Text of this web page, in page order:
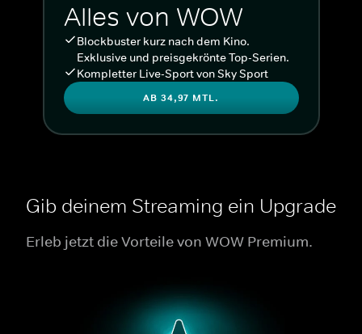
Alles von WOW
Blockbuster kurz nach dem Kino.
Exklusive und preisgekrönte Top-Serien.
Kompletter Live-Sport von Sky Sport
AB 34,97 MTL.
Gib deinem Streaming ein Upgrade
Erleb jetzt die Vorteile von WOW Premium.